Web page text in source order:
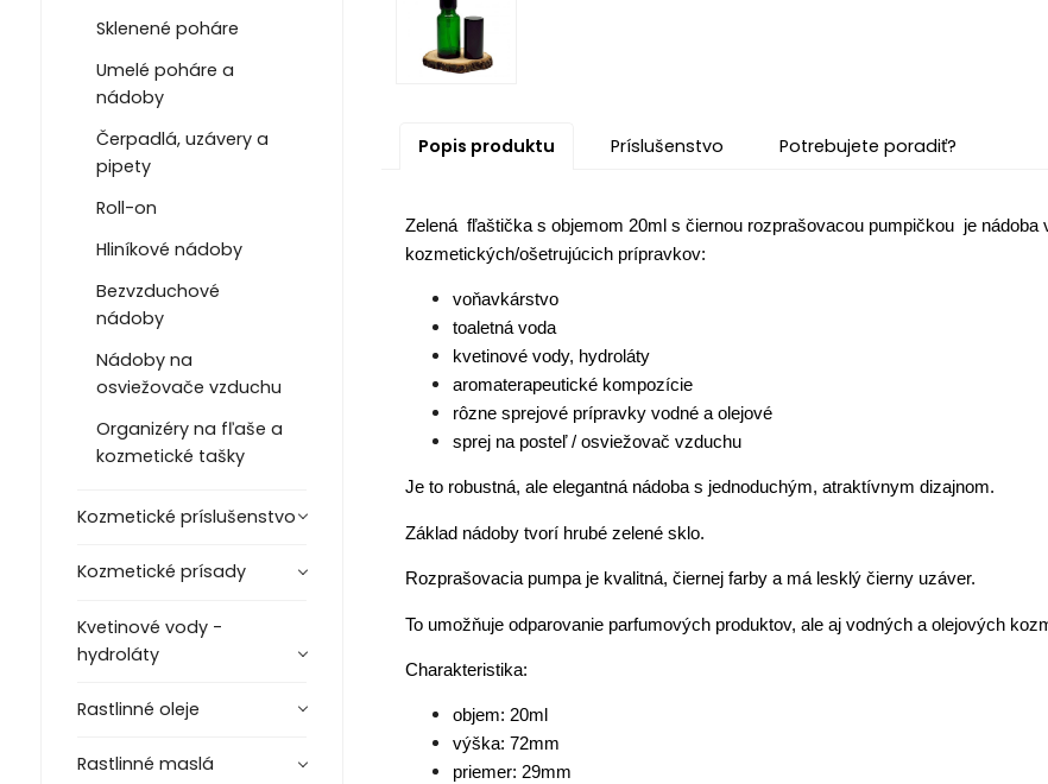
Sklenené poháre
Umelé poháre a
nádoby
Čerpadlá, uzávery a
pipety
Roll-on
Hliníkové nádoby
Bezvzduchové
nádoby
Nádoby na
osviežovače vzduchu
Organizéry na fľaše a
kozmetické tašky
Kozmetické príslušenstvo
Kozmetické prísady
Kvetinové vody -
hydroláty
Rastlinné oleje
Rastlinné maslá
Popis produktu Príslušenstvo Potrebujete poradiť?
Zelená fľaštička s objemom 20ml s čiernou rozprašovacou pumpičkou je nádoba
kozmetických/ošetrujúcich prípravkov:
voňavkárstvo
toaletná voda
kvetinové vody, hydroláty
aromaterapeutické kompozície
rôzne sprejové prípravky vodné a olejové
sprej na posteľ / osviežovač vzduchu
Je to robustná, ale elegantná nádoba s jednoduchým, atraktívnym dizajnom.
Základ nádoby tvorí hrubé zelené sklo.
Rozprašovacia pumpa je kvalitná, čiernej farby a má lesklý čierny uzáver.
To umožňuje odparovanie parfumových produktov, ale aj vodných a olejových
Charakteristika:
objem: 20ml
výška: 72mm
priemer: 29mm